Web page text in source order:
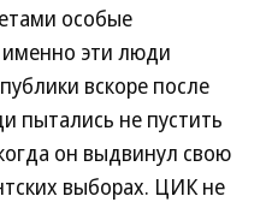
особые
эти люди
вскоре после
пытались не пустить
он выдвинул свою
выборах. ЦИК не